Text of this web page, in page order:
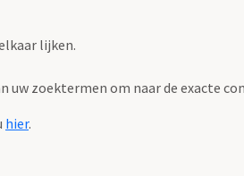
lijken.
uw zoektermen om naar de exacte
hier.